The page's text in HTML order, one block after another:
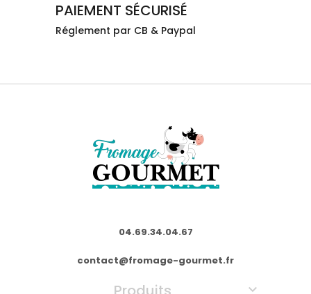
PAIEMENT SÉCURISÉ
Réglement par CB & Paypal
04.69.34.04.67
contact@fromage-gourmet.fr
